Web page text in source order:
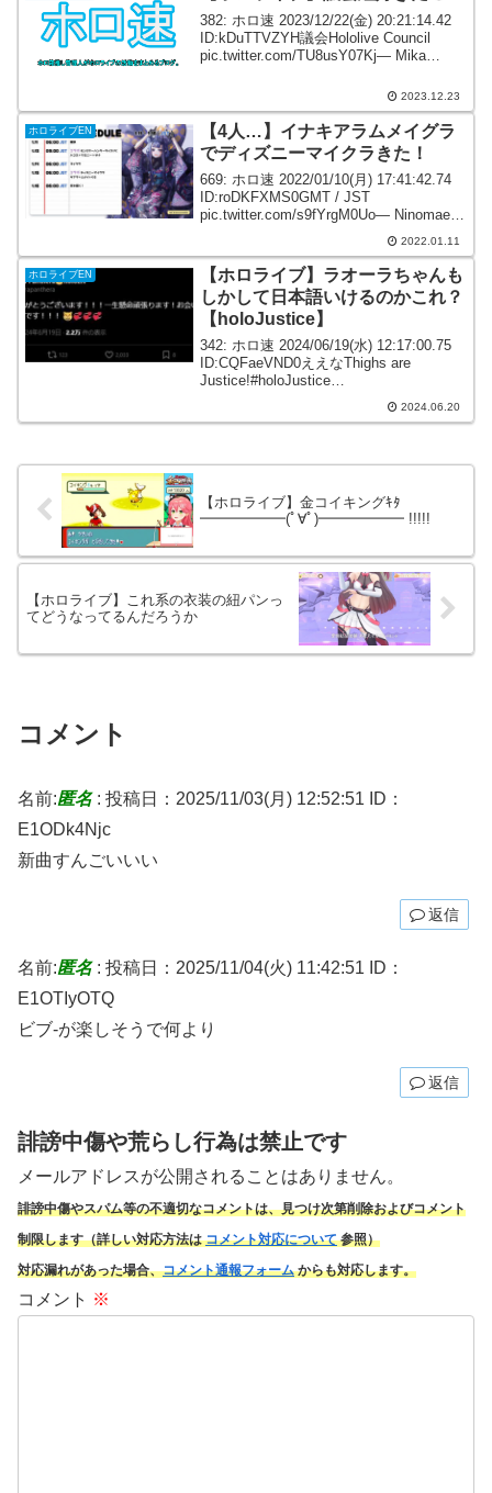
382: ホロ速 2023/12/22(金) 20:21:14.42
ID:kDuTTVZYH議会Hololive Council
pic.twitter.com/TU8usY07Kj— Mika
2023.12.23
ホロライブEN
【4人…】イナキアラムメイグラ
でディズニーマイクラきた！
669: ホロ速 2022/01/10(月) 17:41:42.74
ID:roDKFXMS0GMT / JST
pic.twitter.com/s9fYrgM0Uo— Ninomae
Ina’nis🐙holoEN (@ninomaeina...2022.01.11
ホロライブEN
【ホロライブ】ラオーラちゃんも
しかして日本語いけるのかこれ？
【holoJustice】
342: ホロ速 2024/06/19(水) 12:17:00.75
ID:CQFaeVND0ええなThighs are
Justice!#holoJustice
pic.twitter.com/RD0BM5vPzY— Raora
2024.06.20
【ホロライブ】金コイキングｷﾀ
━━━━━━(ﾟ∀ﾟ)━━━━━━ !!!!!
【ホロライブ】これ系の衣装の紐パンっ
てどうなってるんだろうか
コメント
名前:匿名: 投稿日：2025/11/03(月) 12:52:51
ID：
E1ODk4Njc
新曲すんごいいい
返信
名前:匿名: 投稿日：2025/11/04(火) 11:42:51
ID：
E1OTIyOTQ
ビブ-が楽しそうで何より
返信
誹謗中傷や荒らし行為は禁止です
メールアドレスが公開されることはありません。
誹謗中傷やスパム等の不適切なコメントは、見つけ次第削除およびコメント
制限します（詳しい対応方法はコメント対応について参照）
対応漏れがあった場合、コメント通報フォームからも対応します。
コメント ※